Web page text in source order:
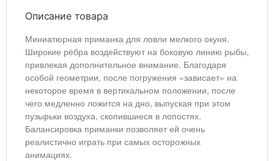
Описание товара
Миниатюрная приманка для ловли мелкого окуня.
Широкие рёбра воздействуют на боковую линию рыбы,
привлекая дополнительное внимание. Благодаря
особой геометрии, после погружения «зависает» на
некоторое время в вертикальном положении, после
чего медленно ложится на дно, выпуская при этом
пузырьки воздуха, скопившиеся в лопостях.
Балансировка приманки позволяет ей очень
реалистично играть при самых осторожных
анимациях.